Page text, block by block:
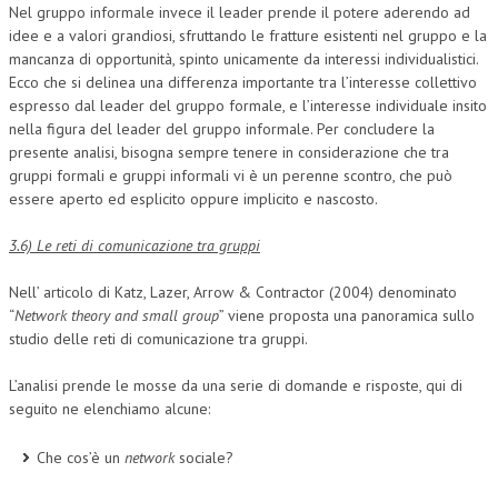
Nel gruppo informale invece il leader prende il potere aderendo ad
idee e a valori grandiosi, sfruttando le fratture esistenti nel gruppo e la
mancanza di opportunità, spinto unicamente da interessi individualistici.
Ecco che si delinea una differenza importante tra l’interesse collettivo
espresso dal leader del gruppo formale, e l’interesse individuale insito
nella figura del leader del gruppo informale. Per concludere la
presente analisi, bisogna sempre tenere in considerazione che tra
gruppi formali e gruppi informali vi è un perenne scontro, che può
essere aperto ed esplicito oppure implicito e nascosto.
3.6) Le reti di comunicazione tra gruppi
Nell’ articolo di Katz, Lazer, Arrow & Contractor (2004) denominato
“Network theory and small group” viene proposta una panoramica sullo
studio delle reti di comunicazione tra gruppi.
L’analisi prende le mosse da una serie di domande e risposte, qui di
seguito ne elenchiamo alcune:
Che cos’è un networksociale?